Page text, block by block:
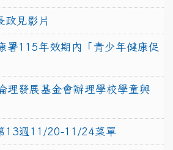
政見影片
署115年效期內「青少年健康促
理發展基金會辦理學校學童與
13週11/20-11/24菜單